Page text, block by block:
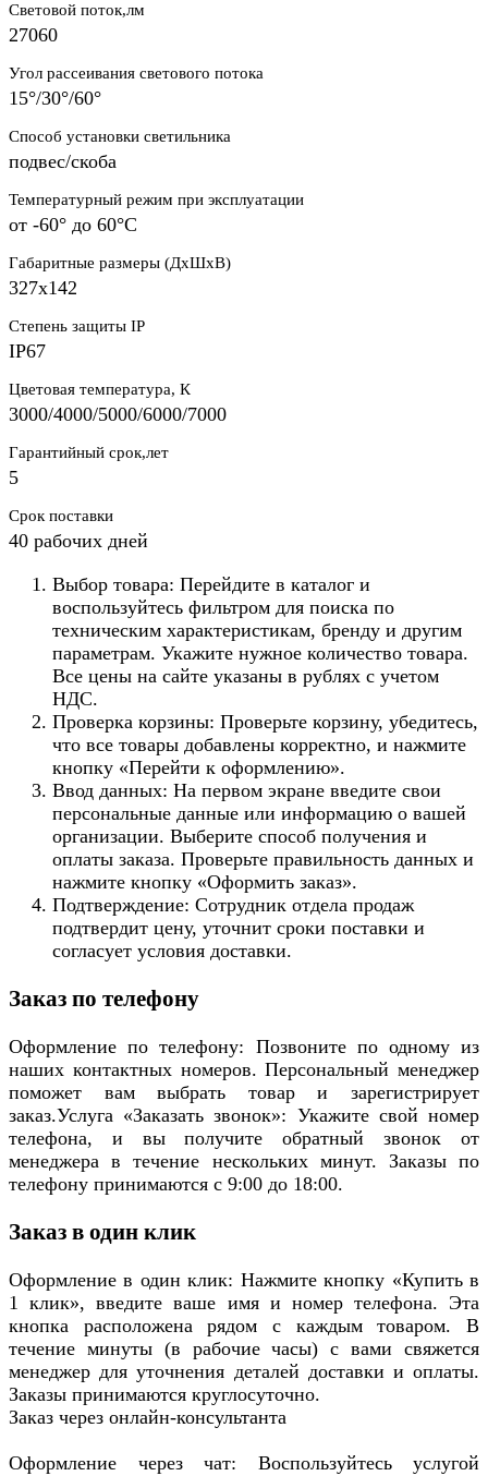
Световой поток,лм
27060
Угол рассеивания светового потока
15°/30°/60°
Способ установки светильника
подвес/скоба
Температурный режим при эксплуатации
от -60° до 60°C
Габаритные размеры (ДхШхВ)
327x142
Степень защиты IP
IP67
Цветовая температура, К
3000/4000/5000/6000/7000
Гарантийный срок,лет
5
Срок поставки
40 рабочих дней
Выбор товара: Перейдите в каталог и
воспользуйтесь фильтром для поиска по
техническим характеристикам, бренду и другим
параметрам. Укажите нужное количество товара.
Все цены на сайте указаны в рублях с учетом
НДС.
Проверка корзины: Проверьте корзину, убедитесь,
что все товары добавлены корректно, и нажмите
кнопку «Перейти к оформлению».
Ввод данных: На первом экране введите свои
персональные данные или информацию о вашей
организации. Выберите способ получения и
оплаты заказа. Проверьте правильность данных и
нажмите кнопку «Оформить заказ».
Подтверждение: Сотрудник отдела продаж
подтвердит цену, уточнит сроки поставки и
согласует условия доставки.
Заказ по телефону
Оформление по телефону: Позвоните по одному из
наших контактных номеров. Персональный менеджер
поможет вам выбрать товар и зарегистрирует
заказ.Услуга «Заказать звонок»: Укажите свой номер
телефона, и вы получите обратный звонок от
менеджера в течение нескольких минут. Заказы по
телефону принимаются с 9:00 до 18:00.
Заказ в один клик
Оформление в один клик: Нажмите кнопку «Купить в
1 клик», введите ваше имя и номер телефона. Эта
кнопка расположена рядом с каждым товаром. В
течение минуты (в рабочие часы) с вами свяжется
менеджер для уточнения деталей доставки и оплаты.
Заказы принимаются круглосуточно.
Заказ через онлайн-консультанта
Оформление через чат: Воспользуйтесь услугой